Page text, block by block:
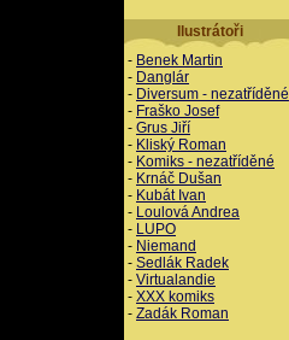
Ilustrátoři
- Benek Martin
- Danglár
- Diversum - nezatříděné
- Fraško Josef
- Grus Jiří
- Kliský Roman
- Komiks - nezatříděné
- Krnáč Dušan
- Kubát Ivan
- Loulová Andrea
- LUPO
- Niemand
- Sedlák Radek
- Virtualandie
- XXX komiks
- Zadák Roman